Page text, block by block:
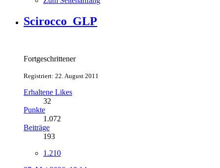
Scirocco_GLP
Fortgeschrittener
Registriert: 22. August 2011
Erhaltene Likes
32
Punkte
1.072
Beiträge
193
1.210